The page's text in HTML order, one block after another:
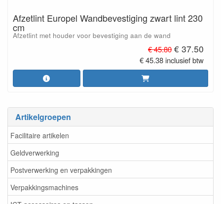
Artikelgroepen
Facilitaire artikelen
Geldverwerking
Postverwerking en verpakkingen
Verpakkingsmachines
Afzetlint Europel Wandbevestiging zwart lint 230
cm
Afzetlint met houder voor bevestiging aan de wand
€ 45.80 € 37.50
€ 45.38 inclusief btw